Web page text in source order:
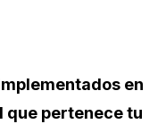
en
que pertenece tu